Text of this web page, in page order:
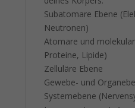
Subatomare Ebene
Neutronen)
Atomare und
Proteine, Lipide)
Zelluläre Ebene
Gewebe- und
Systemebene